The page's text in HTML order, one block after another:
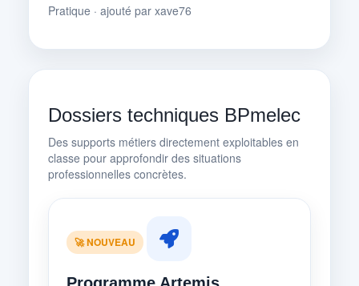
Pratique · ajouté par xave76
Dossiers techniques BPmelec
Des supports métiers directement exploitables en
classe pour approfondir des situations
professionnelles concrètes.
🚀 NOUVEAU